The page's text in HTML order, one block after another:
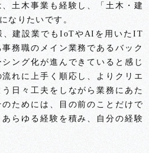
土木事業も経験し、「土木・建
なりたいです。
、建設業でもIoTやAIを用いたIT
務職のメイン業務であるバック
ング化が進んできていると感じ
れに上手く順応し、よりクリエ
日々工夫をしながら業務にあた
ためには、目の前のことだけで
らゆる経験を積み、自分の経験